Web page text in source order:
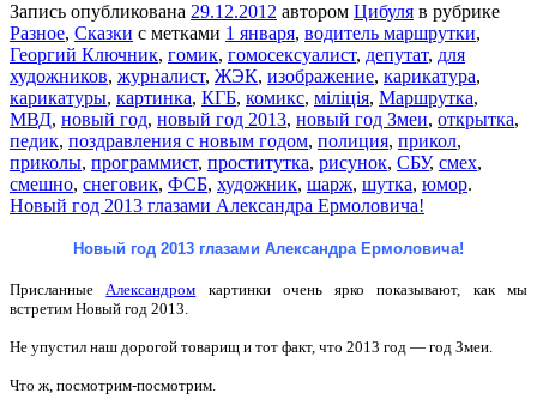
Запись опубликована 29.12.2012 автором Цибуля в рубрике
Разное, Сказки с метками 1 января, водитель маршрутки,
Георгий Ключник, гомик, гомосексуалист, депутат, для
художников, журналист, ЖЭК, изображение, карикатура,
карикатуры, картинка, КГБ, комикс, міліція, Маршрутка,
МВД, новый год, новый год 2013, новый год Змеи, открытка,
педик, поздравления с новым годом, полиция, прикол,
приколы, программист, проститутка, рисунок, СБУ, смех,
смешно, снеговик, ФСБ, художник, шарж, шутка, юмор.
Новый год 2013 глазами Александра Ермоловича!
Новый год 2013 глазами Александра Ермоловича!
Присланные Александром картинки очень ярко показывают, как мы
встретим Новый год 2013.
Не упустил наш дорогой товарищ и тот факт, что 2013 год — год Змеи.
Что ж, посмотрим-посмотрим.